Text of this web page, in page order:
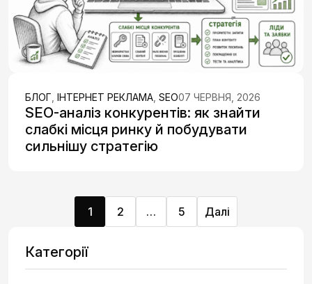
БЛОГ, ІНТЕРНЕТ РЕКЛАМА, SEO07 ЧЕРВНЯ, 2026
SEO-аналіз конкурентів: як знайти
слабкі місця ринку й побудувати
сильнішу стратегію
1 2 … 5 Далі
Категорії